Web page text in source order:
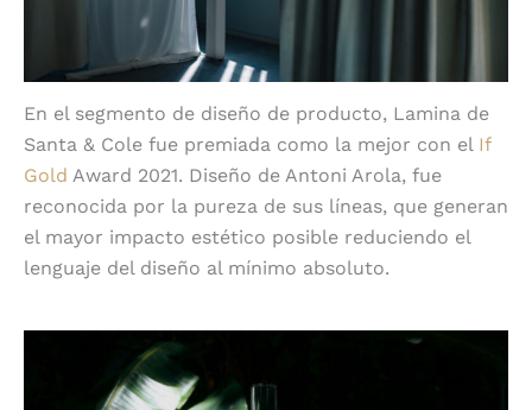
En el segmento de diseño de producto, Lamina de
Santa & Cole fue premiada como la mejor con el If
Gold Award 2021. Diseño de Antoni Arola, fue
reconocida por la pureza de sus líneas, que generan
el mayor impacto estético posible reduciendo el
lenguaje del diseño al mínimo absoluto.